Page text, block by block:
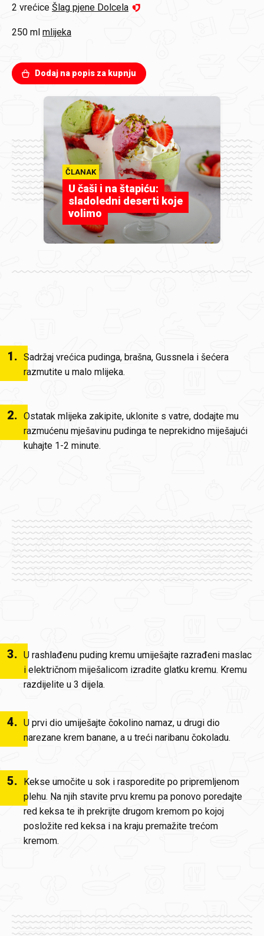
2 vrećice Šlag pjene Dolcela
250 ml mlijeka
Dodaj na popis za kupnju
ČLANAK
U čaši i na štapiću:
sladoledni deserti koje
volimo
1. Sadržaj vrećica pudinga, brašna, Gussnela i šećera
razmutite u malo mlijeka.
2. Ostatak mlijeka zakipite, uklonite s vatre, dodajte mu
razmućenu mješavinu pudinga te neprekidno miješajući
kuhajte 1-2 minute.
3. U rashlađenu puding kremu umiješajte razrađeni maslac
i električnom miješalicom izradite glatku kremu. Kremu
razdijelite u 3 dijela.
4. U prvi dio umiješajte čokolino namaz, u drugi dio
narezane krem banane, a u treći naribanu čokoladu.
5.
Kekse umočite u sok i rasporedite po pripremljenom
plehu. Na njih stavite prvu kremu pa ponovo poredajte
red keksa te ih prekrijte drugom kremom po kojoj
posložite red keksa i na kraju premažite trećom
kremom.